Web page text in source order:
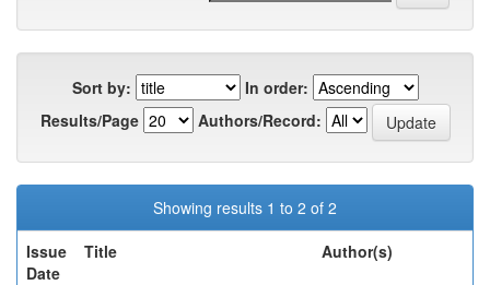
Sort by:
In order:
Results/Page
Authors/Record:
Showing results 1 to 2 of 2
Issue
Date
Title Author(s)